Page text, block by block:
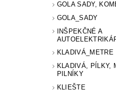
GOLA SADY,
GOLA_SADY
INŠPEKČNÉ A
KLADIVÁ_METRE
KLADIVÁ, PÍLKY,
PILNÍKY
KLIEŠTE